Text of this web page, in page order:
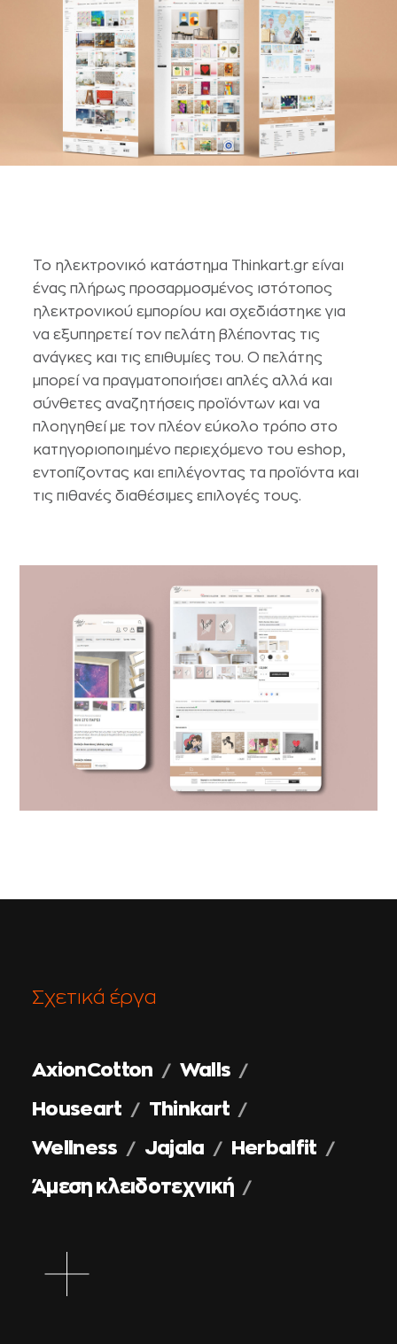
Το ηλεκτρονικό κατάστημα Thinkart.gr είναι
ένας πλήρως προσαρμοσμένος ιστότοπος
ηλεκτρονικού εμπορίου και σχεδιάστηκε για
να εξυπηρετεί τον πελάτη βλέποντας τις
ανάγκες και τις επιθυμίες του. Ο πελάτης
μπορεί να πραγματοποιήσει απλές αλλά και
σύνθετες αναζητήσεις προϊόντων και να
πλοηγηθεί με τον πλέον εύκολο τρόπο στο
κατηγοριοποιημένο περιεχόμενο του eshop,
εντοπίζοντας και επιλέγοντας τα προϊόντα και
τις πιθανές διαθέσιμες επιλογές τους.
Σχετικά έργα
AxionCotton
Walls
Houseart
Thinkart
Wellness
Jajala
Herbalfit
Άμεση κλειδοτεχνική